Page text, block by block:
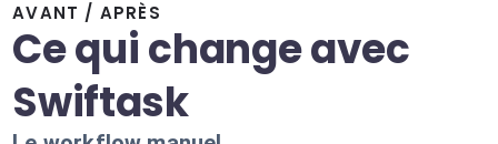
AVANT / APRÈS
Ce qui change avec
Swiftask